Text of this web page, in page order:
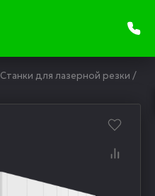
Станки для лазерной резки /